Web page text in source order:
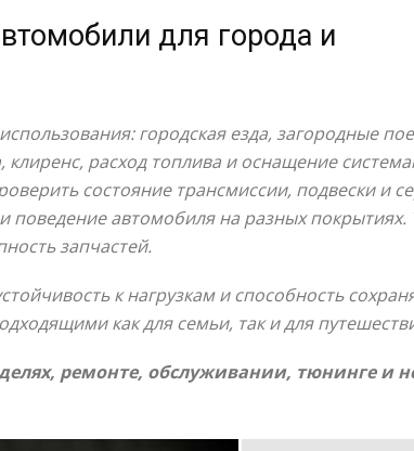
для города и
городская езда, загородные
расход топлива и оснащение
состояние трансмиссии, подвески и
поведение автомобиля на разных покрытиях.
запчастей.
к нагрузкам и способность
как для семьи, так и для
ремонте, обслуживании, тюнинге и